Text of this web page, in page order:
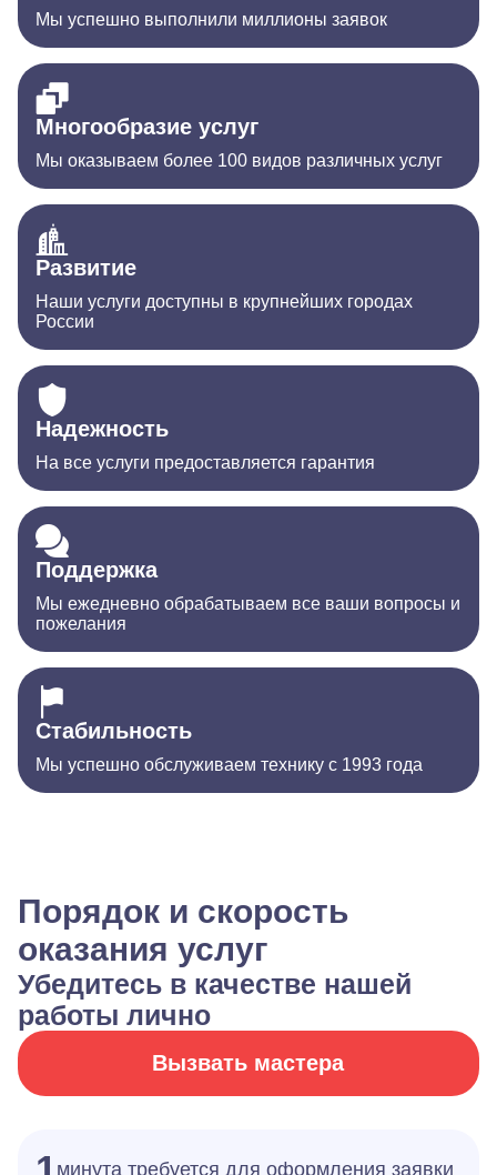
Мы успешно выполнили миллионы заявок
Многообразие услуг
Мы оказываем более 100 видов различных услуг
Развитие
Наши услуги доступны в крупнейших городах
России
Надежность
На все услуги предоставляется гарантия
Поддержка
Мы ежедневно обрабатываем все ваши вопросы и
пожелания
Стабильность
Мы успешно обслуживаем технику с 1993 года
Порядок и скорость
оказания услуг
Убедитесь в качестве нашей
работы лично
Вызвать мастера
минута требуется для оформления заявки